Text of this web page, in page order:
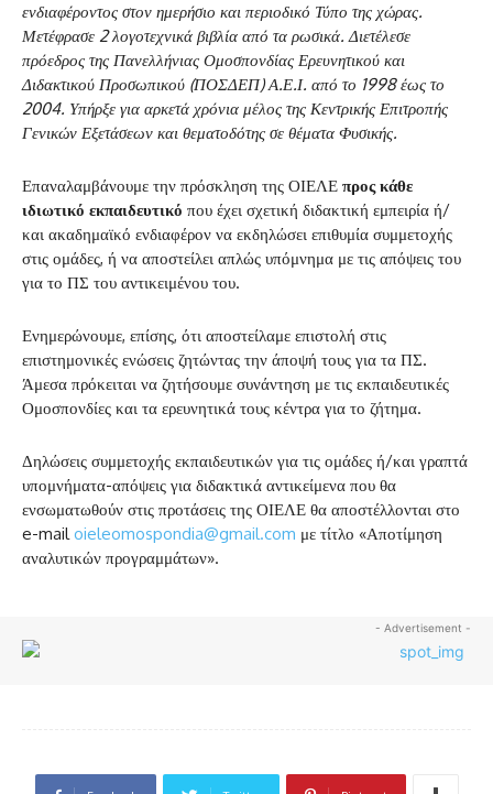
ενδιαφέροντος στον ημερήσιο και περιοδικό Τύπο της χώρας.
Μετέφρασε 2 λογοτεχνικά βιβλία από τα ρωσικά. Διετέλεσε
πρόεδρος της Πανελλήνιας Ομοσπονδίας Ερευνητικού και
Διδακτικού Προσωπικού (ΠΟΣΔΕΠ) Α.Ε.Ι. από το 1998 έως το
2004. Υπήρξε για αρκετά χρόνια μέλος της Κεντρικής Επιτροπής
Γενικών Εξετάσεων και θεματοδότης σε θέματα Φυσικής.
Επαναλαμβάνουμε την πρόσκληση της ΟΙΕΛΕ προς κάθε
ιδιωτικό εκπαιδευτικό που έχει σχετική διδακτική εμπειρία ή/
και ακαδημαϊκό ενδιαφέρον να εκδηλώσει επιθυμία συμμετοχής
στις ομάδες, ή να αποστείλει απλώς υπόμνημα με τις απόψεις του
για το ΠΣ του αντικειμένου του.
Ενημερώνουμε, επίσης, ότι αποστείλαμε επιστολή στις
επιστημονικές ενώσεις ζητώντας την άποψή τους για τα ΠΣ.
Άμεσα πρόκειται να ζητήσουμε συνάντηση με τις εκπαιδευτικές
Ομοσπονδίες και τα ερευνητικά τους κέντρα για το ζήτημα.
Δηλώσεις συμμετοχής εκπαιδευτικών για τις ομάδες ή/και γραπτά
υπομνήματα-απόψεις για διδακτικά αντικείμενα που θα
ενσωματωθούν στις προτάσεις της ΟΙΕΛΕ θα αποστέλλονται στο
e-mailoieleomospondia@gmail.com με τίτλο «Αποτίμηση
αναλυτικών προγραμμάτων».
- Advertisement -